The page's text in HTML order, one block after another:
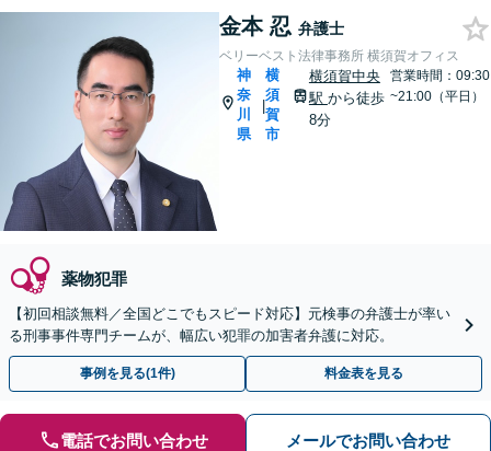
金本 忍 弁護士
ベリーベスト法律事務所 横須賀オフィス
神
奈
川
県
|
横
須
賀
市
横須賀中央
駅 から徒歩
8分
営業時間：09:30
~21:00（平日）
薬物犯罪
【初回相談無料／全国どこでもスピード対応】元検事の弁護士が率い
る刑事事件専門チームが、幅広い犯罪の加害者弁護に対応。
事例を見る(1件) 料金表を見る
電話でお問い合わせ メールでお問い合わせ